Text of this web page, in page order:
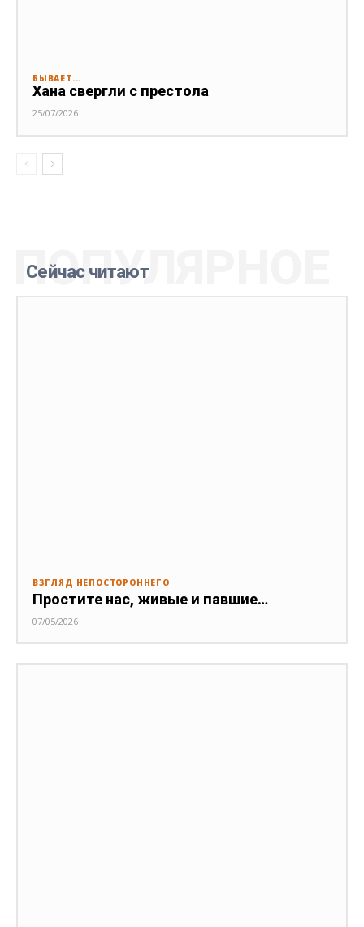
БЫВАЕТ...
Хана свергли с престола
25/07/2026
Сейчас читают
ПОПУЛЯРНОЕ
ВЗГЛЯД НЕПОСТОРОННЕГО
Простите нас, живые и павшие…
07/05/2026